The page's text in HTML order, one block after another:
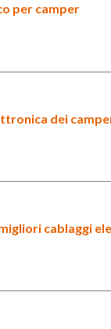
per camper
dei
cablaggi